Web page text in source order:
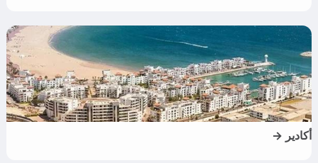
أكادير →